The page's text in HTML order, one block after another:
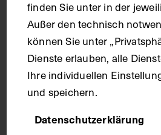
Material
Papier
finden Sie unter in der
Außer den technisch
können Sie unter
Dienste erlauben, alle
Ihre individuellen
und speichern.
Datenschutzerklärung